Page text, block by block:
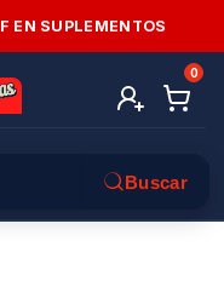
EN SUPLEMENTOS
0